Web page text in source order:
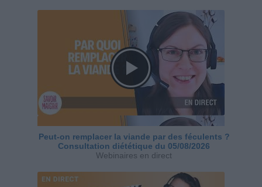
Peut-on remplacer la viande par des féculents ?
Consultation diététique du 05/08/2026
Webinaires en direct